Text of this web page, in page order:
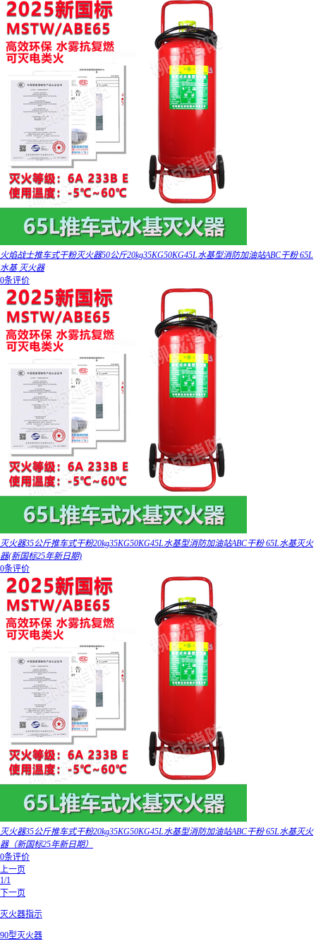
火焰战士推车式干粉灭火器50公斤20kg35KG50KG45L水基型消防加油站ABC干粉 65L
水基 灭火器
0条评价
灭火器35公斤推车式干粉20kg35KG50KG45L水基型消防加油站ABC干粉 65L水基灭火
器(新国标25年新日期)
0条评价
灭火器35公斤推车式干粉20kg35KG50KG45L水基型消防加油站ABC干粉 65L水基灭火
器（新国标25年新日期）
0条评价
上一页
1/1
下一页
灭火器指示
90型灭火器